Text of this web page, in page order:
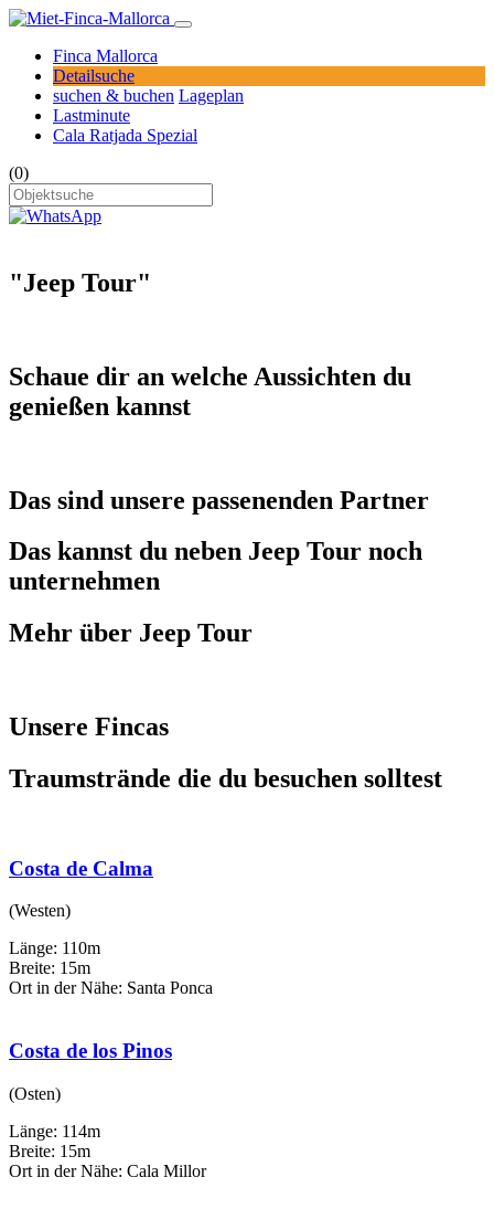
Finca Mallorca
Detailsuche
suchen & buchen Lageplan
Lastminute
Cala Ratjada Spezial
(0)
"Jeep Tour"
Schaue dir an welche Aussichten du
genießen kannst
Das sind unsere passenenden Partner
Das kannst du neben Jeep Tour noch
unternehmen
Mehr über Jeep Tour
Unsere Fincas
Traumstrände die du besuchen solltest
Costa de Calma
(Westen)
Länge: 110m
Breite: 15m
Ort in der Nähe: Santa Ponca
Costa de los Pinos
(Osten)
Länge: 114m
Breite: 15m
Ort in der Nähe: Cala Millor